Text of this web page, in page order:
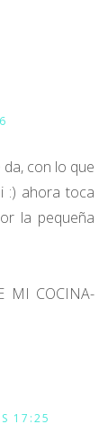
con lo que
:) ahora toca
la pequeña
MI COCINA-
17:25